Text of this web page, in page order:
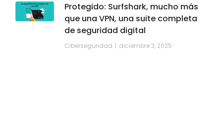
Protegido: Surfshark, mucho más
que una VPN, una suite completa
de seguridad digital
Ciberseguridad diciembre 3, 2025